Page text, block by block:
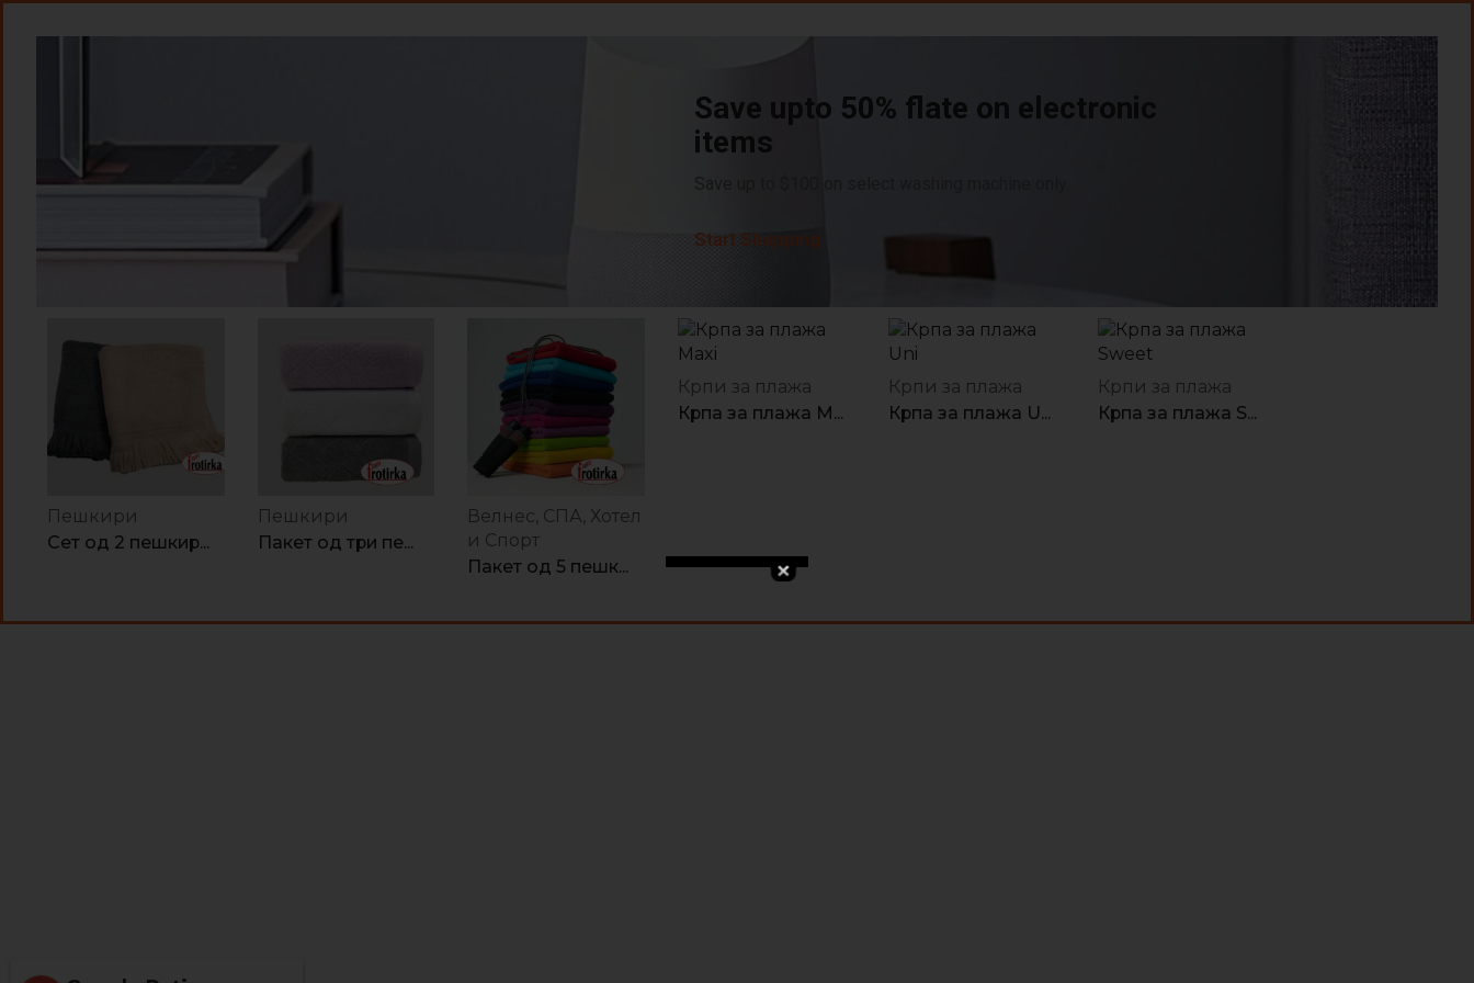
Save upto 50% flate on electronic
items
Start Shopping
Пешкири
Сет од 2 пешкир...
Пешкири
Пакет од три пе...
Велнес, СПА, Хотел
и Спорт
Пакет од 5 пешк...
Крпи за плажа
Крпа за плажа M...
Крпи за плажа
Крпа за плажа U...
Крпи за плажа
Крпа за плажа S...